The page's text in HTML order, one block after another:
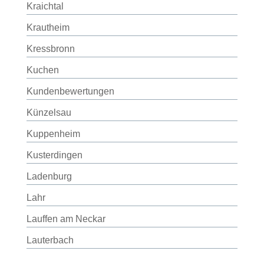
Kraichtal
Krautheim
Kressbronn
Kuchen
Kundenbewertungen
Künzelsau
Kuppenheim
Kusterdingen
Ladenburg
Lahr
Lauffen am Neckar
Lauterbach